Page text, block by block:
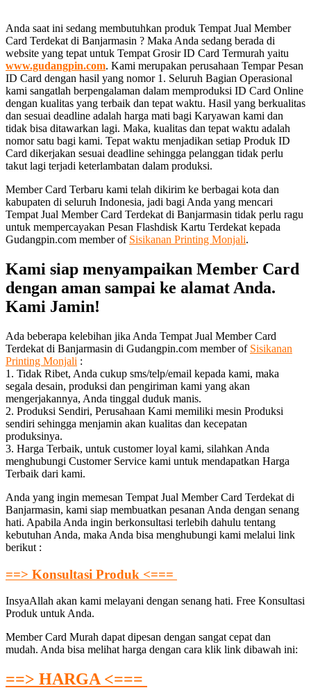
Anda saat ini sedang membutuhkan produk Tempat Jual Member
Card Terdekat di Banjarmasin ? Maka Anda sedang berada di
website yang tepat untuk Tempat Grosir ID Card Termurah yaitu
www.gudangpin.com. Kami merupakan perusahaan Tempar Pesan
ID Card dengan hasil yang nomor 1. Seluruh Bagian Operasional
kami sangatlah berpengalaman dalam memproduksi ID Card Online
dengan kualitas yang terbaik dan tepat waktu. Hasil yang berkualitas
dan sesuai deadline adalah harga mati bagi Karyawan kami dan
tidak bisa ditawarkan lagi. Maka, kualitas dan tepat waktu adalah
nomor satu bagi kami. Tepat waktu menjadikan setiap Produk ID
Card dikerjakan sesuai deadline sehingga pelanggan tidak perlu
takut lagi terjadi keterlambatan dalam produksi.
Member Card Terbaru kami telah dikirim ke berbagai kota dan
kabupaten di seluruh Indonesia, jadi bagi Anda yang mencari
Tempat Jual Member Card Terdekat di Banjarmasin tidak perlu ragu
untuk mempercayakan Pesan Flashdisk Kartu Terdekat kepada
Gudangpin.com member of Sisikanan Printing Monjali.
Kami siap menyampaikan Member Card
dengan aman sampai ke alamat Anda.
Kami Jamin!
Ada beberapa kelebihan jika Anda Tempat Jual Member Card
Terdekat di Banjarmasin di Gudangpin.com member of Sisikanan
Printing Monjali :
1. Tidak Ribet, Anda cukup sms/telp/email kepada kami, maka
segala desain, produksi dan pengiriman kami yang akan
mengerjakannya, Anda tinggal duduk manis.
2. Produksi Sendiri, Perusahaan Kami memiliki mesin Produksi
sendiri sehingga menjamin akan kualitas dan kecepatan
produksinya.
3. Harga Terbaik, untuk customer loyal kami, silahkan Anda
menghubungi Customer Service kami untuk mendapatkan Harga
Terbaik dari kami.
Anda yang ingin memesan Tempat Jual Member Card Terdekat di
Banjarmasin, kami siap membuatkan pesanan Anda dengan senang
hati. Apabila Anda ingin berkonsultasi terlebih dahulu tentang
kebutuhan Anda, maka Anda bisa menghubungi kami melalui link
berikut :
==> Konsultasi Produk <===
InsyaAllah akan kami melayani dengan senang hati. Free Konsultasi
Produk untuk Anda.
Member Card Murah dapat dipesan dengan sangat cepat dan
mudah. Anda bisa melihat harga dengan cara klik link dibawah ini:
==> HARGA <===